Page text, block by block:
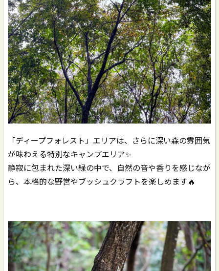
「ディープフォレスト」エリアは、さらに深い森の雰囲気
が味わえる特別なキャンプエリア✨
静寂に包まれた深い緑の中で、自然の音や香りを感じなが
ら、本格的な野営やブッシュクラフトを楽しめます🔥